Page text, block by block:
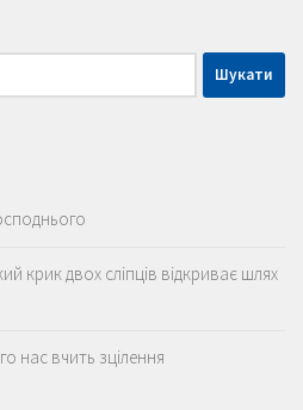
крик двох сліпців відкриває шлях
нас вчить зцілення